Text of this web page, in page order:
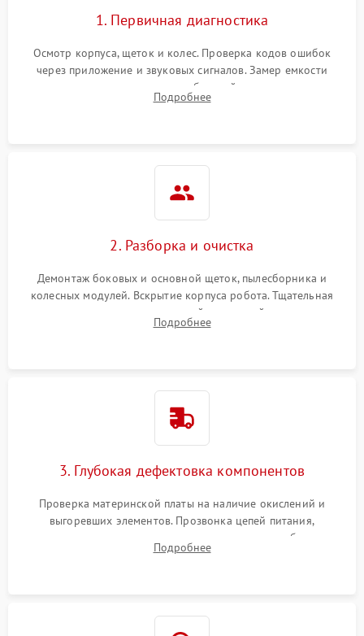
1. Первичная диагностика
Осмотр корпуса, щеток и колес. Проверка кодов ошибок
через приложение и звуковых сигналов. Замер емкости
аккумулятора и тестирование базовой станции зарядки.
Оценка работы лидара, бампера и датчиков падения для
Подробнее
2. Разборка и очистка
Демонтаж боковых и основной щеток, пылесборника и
колесных модулей. Вскрытие корпуса робота. Тщательная
очистка внутренних полостей, шестерней и плат от
скопившейся пыли, волос и шерсти животных с
Подробнее
3. Глубокая дефектовка компонентов
Проверка материнской платы на наличие окислений и
выгоревших элементов. Прозвонка цепей питания,
тестирование приводных моторов колес и турбины
всасывания. Оценка состояния оптических и инфракрасных
Подробнее